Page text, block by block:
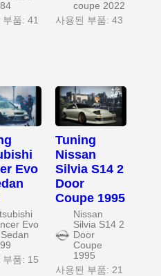
품: 41
coupe 2022
사용된 부품: 43
Evo
Evo
부품: 15
Tuning
Nissan
Silvia S14 2
Door
Coupe 1995
Nissan
Silvia S14 2
Door
Coupe
1995
사용된 부품: 21